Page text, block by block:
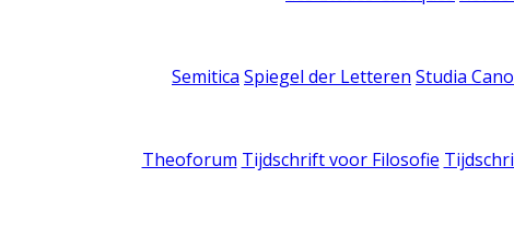
Semitica Spiegel der Letteren Studia
Theoforum Tijdschrift voor Filosofie